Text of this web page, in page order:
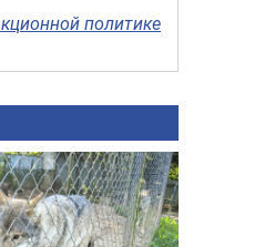
политике